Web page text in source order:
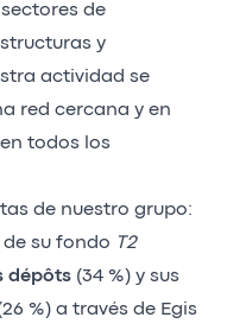
de
y
actividad se
red cercana y en
todos los
de nuestro grupo:
de su fondo T2
dépôts (34 %) y sus
%) a través de Egis